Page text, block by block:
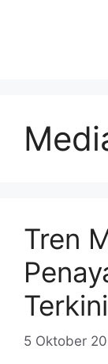
Tren
Terkini
5 Oktober